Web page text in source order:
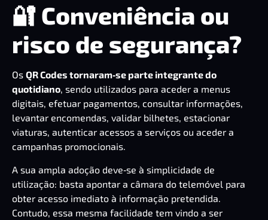
🔐 Conveniência ou
risco de segurança?
Os QR Codes tornaram‑se parte integrante do
quotidiano, sendo utilizados para aceder a menus
digitais, efetuar pagamentos, consultar informações,
levantar encomendas, validar bilhetes, estacionar
viaturas, autenticar acessos a serviços ou aceder a
campanhas promocionais.
A sua ampla adoção deve‑se à simplicidade de
utilização: basta apontar a câmara do telemóvel para
obter acesso imediato à informação pretendida.
Contudo, essa mesma facilidade tem vindo a ser